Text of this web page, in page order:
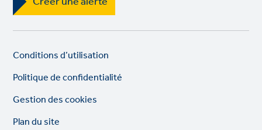
Legal
links
Conditions d’utilisation
Politique de confidentialité
Gestion des cookies
Plan du site